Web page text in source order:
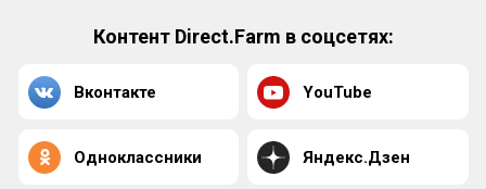
Контент Direct.Farm в соцсетях:
Вконтакте YouTube
Одноклассники Яндекс.Дзен